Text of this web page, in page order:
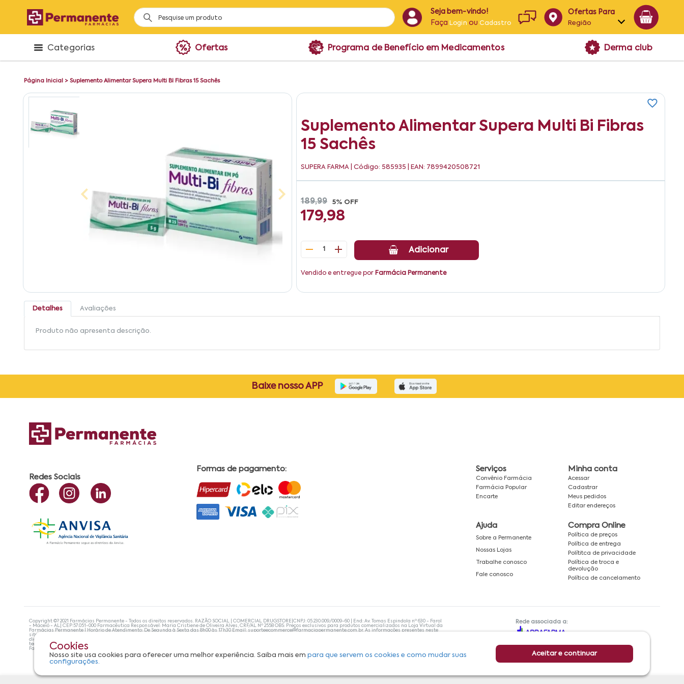
Seja bem-vindo!
Faça Login ouCadastro
Ofertas Para
Região
Alagoas
Categorias Ofertas Programa de Benefício em Medicamentos Derma club
Página Inicial > Suplemento Alimentar Supera Multi BI Fibras 15 Sachês
Suplemento Alimentar Supera Multi Bi Fibras
15 Sachês
SUPERA FARMA | Código: 585935 | EAN: 7899420508721
189,99 5% OFF
179,98
1 Adicionar
Vendido e entregue por Farmácia Permanente
Detalhes Avaliações
Produto não apresenta descrição.
Cookies
Nosso site usa cookies para oferecer uma melhor experiência. Saiba mais empara que servem os cookies e como mudar suas
configurações.
Aceitar e continuar
Baixe nosso APP
Redes Sociais
Formas de pagamento: Serviços
Convênio Farmácia
Farmácia Popular
Encarte
Minha conta
Acessar
Cadastrar
Meus pedidos
Editar endereços
Ajuda
Sobre a Permanente
Nossas Lojas
Trabalhe conosco
Fale conosco
Compra Online
Política de preços
Política de entrega
Polítitca de privacidade
Política de troca e
devolução
Política de cancelamento
Copyright ©? 2021 Farmácias Permanente - Todos os direitos reservados. RAZÃO SOCIAL | COMERCIAL DRUGSTORE|CNPJ: 05.230.009/0009-60 | End: Av. Tomas Espindola nº 630 - Farol
- Maceió - AL| CEP:57.051-000 Farmacêutica Responsável: Maria Cristiene de Oliveira Alves, CRF/AL Nº 2558 OBS: Preços exclusivos para produtos comercializados na Loja Virtual da
Farmácias Permanente | Horário de Atendimento: De Segunda à Sexta das 8h00 às 17h30 Email: suporteecommerce@farmaciapermanente.com.br. As informações presentes neste
site não devem ser utilizadas para automedicação e, de forma alguma, substituem as orientações de um profissional da área médica. Apenas o médico está capacitado para
diagnosticar problemas de saúde e prescrever o tratamento adequado. Se os sintomas persistirem, um médico deve ser consultado. A Farmácia Permanente trabalha com as
tecnologias mais avançadas de proteção de dados, para que você possa realizar suas compras com tranquilidade. A privacidade e a segurança dos clientes são compromissos da
Farmácias Permanente. Todos os pedidos efetuados estão sujeitos à confirmação da disponibilidade de produto em nosso estoque.
Rede associada a: